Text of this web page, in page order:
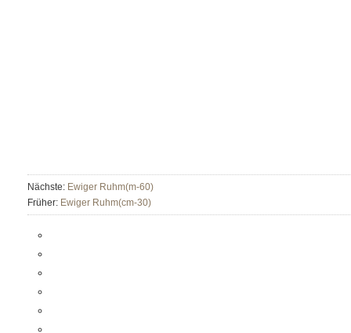
Nächste: Ewiger Ruhm(m-60)
Früher: Ewiger Ruhm(cm-30)